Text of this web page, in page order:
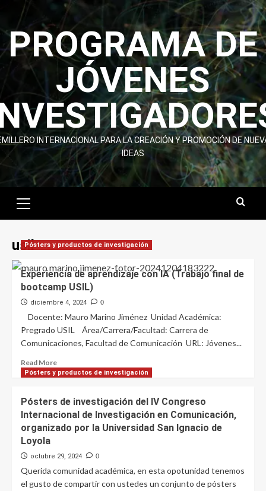
content
PROGRAMA DE
JÓVENES
INTERNACIONAL PARA LA CREACIÓN Y PROMOCIÓN DE
IDEAS
Menu
usilPósters y productos de investigación
Experiencia de aprendizaje con IA (Trabajo final de
bootcamp USIL)
diciembre 4, 2024 0
Docente: Mauro Marino Jiménez Unidad Académica:
Pregrado USIL Área/Carrera/Facultad: Carrera de
Comunicaciones, Facultad de Comunicación URL: Jóvenes...
Read MoreRead
more
de
aprendizaje
con
final
de
bootcamp
Pósters y productos de investigación
Pósters de investigación del IV Congreso
Internacional de Investigación en Comunicación,
organizado por la Universidad San Ignacio de
Loyola
octubre 29, 2024 0
Querida comunidad académica, en esta opotunidad tenemos
el gusto de compartir con ustedes un conjunto de pósters